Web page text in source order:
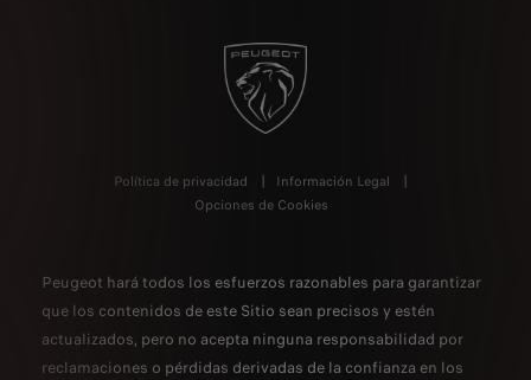
Política de privacidad
Información Legal
Opciones de Cookies
Peugeot hará todos los esfuerzos razonables para garantizar
que los contenidos de este Sitio sean precisos y estén
actualizados, pero no acepta ninguna responsabilidad por
reclamaciones o pérdidas derivadas de la confianza en los